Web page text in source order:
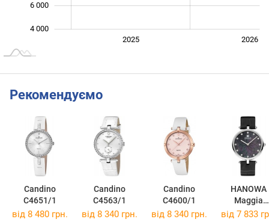
4 000
6 000
2025 2026
Рекомендуємо
Candino
C4651/1
Candino
C4563/1
Candino
C4600/1
HANOWA
Maggia
від 8 480 грн. від 8 340 грн. від 8 340 грн. від 7 833